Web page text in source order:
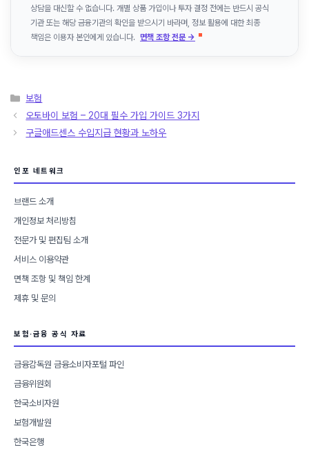
상담을 대신할 수 없습니다. 개별 상품 가입이나 투자 결정 전에는 반드시 공식
기관 또는 해당 금융기관의 확인을 받으시기 바라며, 정보 활용에 대한 최종
책임은 이용자 본인에게 있습니다. 면책 조항 전문 →
카
테
리
보험
오토바이 보험 – 20대 필수 가입 가이드 3가지
구글애드센스 수입지급 현황과 노하우
인포 네트워크
브랜드 소개
개인정보 처리방침
전문가 및 편집팀 소개
서비스 이용약관
면책 조항 및 책임 한계
제휴 및 문의
보험·금융 공식 자료
금융감독원 금융소비자포털 파인
금융위원회
한국소비자원
보험개발원
한국은행